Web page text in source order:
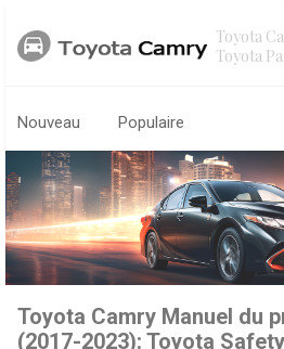
Toyota
Toyota
Nouveau Populaire
Toyota Camry Manuel du
(2017-2023): Toyota